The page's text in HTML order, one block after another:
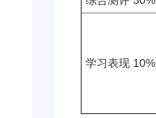
学习表现 10%